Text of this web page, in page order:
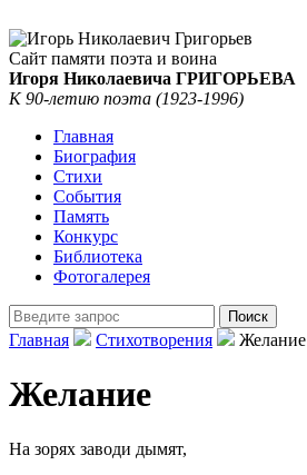
Сайт памяти поэта и воина
Игоря Николаевича ГРИГОРЬЕВА
К 90-летию поэта (1923-1996)
Главная
Биография
Стихи
События
Память
Конкурс
Библиотека
Фотогалерея
Главная Стихотворения Желание
Желание
На зорях заводи дымят,